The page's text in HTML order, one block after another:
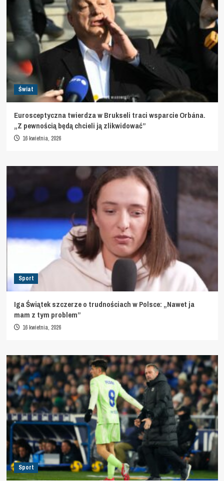
Świat
Eurosceptyczna twierdza w Brukseli traci wsparcie Orbána.
„Z pewnością będą chcieli ją zlikwidować”
16 kwietnia, 2026
Sport
Iga Świątek szczerze o trudnościach w Polsce: „Nawet ja
mam z tym problem”
16 kwietnia, 2026
Sport